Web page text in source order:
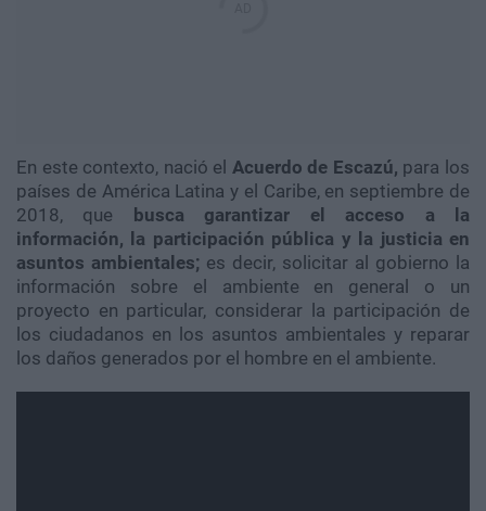
En este contexto, nació el Acuerdo de Escazú, para los
países de América Latina y el Caribe, en septiembre de
2018, que
busca garantizar el acceso a la
información, la participación pública y la justicia en
asuntos ambientales; es decir, solicitar al gobierno la
información sobre el ambiente en general o un
proyecto en particular, considerar la participación de
los ciudadanos en los asuntos ambientales y reparar
los daños generados por el hombre en el ambiente.